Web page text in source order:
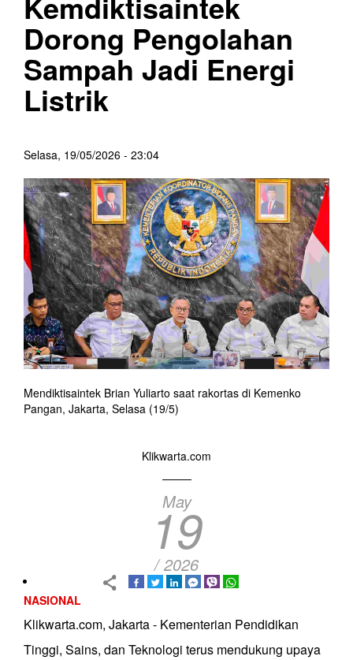
Dorong Pengolahan
Sampah Jadi Energi
Listrik
Selasa, 19/05/2026 - 23:04
Mendiktisaintek Brian Yuliarto saat rakortas di Kemenko
Pangan, Jakarta, Selasa (19/5)
Klikwarta.com
May
19
/ 2026
NASIONAL
Klikwarta.com, Jakarta - Kementerian Pendidikan
Tinggi, Sains, dan Teknologi terus mendukung upaya